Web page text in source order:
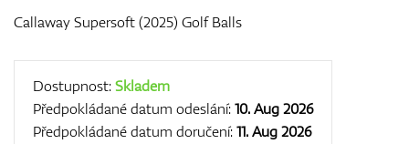
Dárkové poukazy
Callaway Supersoft (2025) Golf Balls
Dostupnost:Skladem
Předpokládané datum odeslání:10. Aug 2026
Předpokládané datum doručení:11. Aug 2026